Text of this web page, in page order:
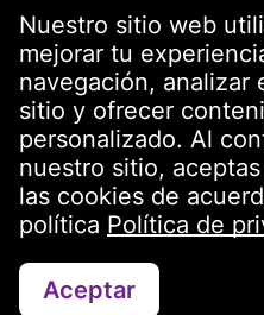
Nuestro sitio web
mejorar tu
navegación, analizar
sitio y ofrecer
personalizado. Al
nuestro sitio,
las cookies de
política Política de
Aceptar
proporcionada en el
y los resultados pasados
la situación financiera y la
o respaldo. Tales
Usted es el único
como resultado del uso de